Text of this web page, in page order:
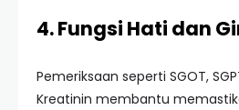
4. Fungsi Hati dan
Pemeriksaan seperti SGOT,
Kreatinin membantu